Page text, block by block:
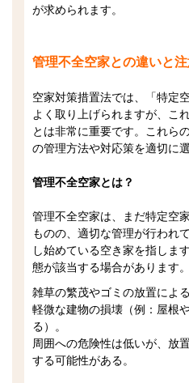
が求められます。
管理不全空家との違いと
空家対策措置法では、「特定
よく取り上げられますが、こ
とは非常に重要です。これら
の管理方法や対応策を適切に
管理不全空家とは？
管理不全空家は、まだ特定空
ものの、適切な管理が行われ
し始めている空き家を指しま
態が該当する場合があります。
雑草の繁茂やゴミの放置によ
軽微な建物の損壊（例：屋根
る）。
周囲への危険性は低いが、放
する可能性がある。